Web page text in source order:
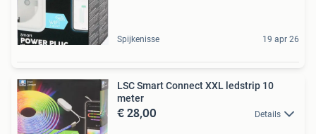
Spijkenisse 19 apr 26
LSC Smart Connect XXL ledstrip 10
meter
€ 28,00 Details